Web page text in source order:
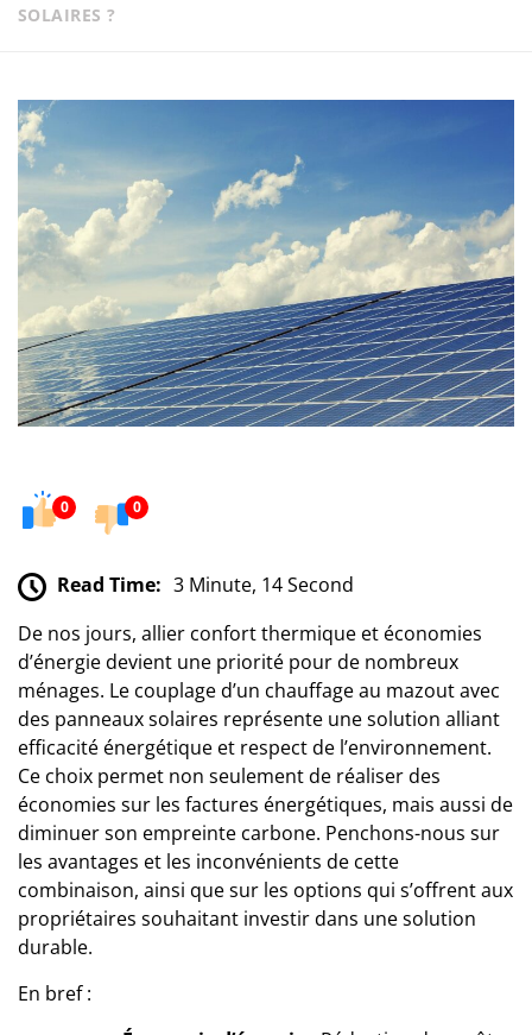
SOLAIRES ?
0 0
Read Time: 3 Minute, 14 Second
De nos jours, allier confort thermique et économies
d’énergie devient une priorité pour de nombreux
ménages. Le couplage d’un chauffage au mazout avec
des panneaux solaires représente une solution alliant
efficacité énergétique et respect de l’environnement.
Ce choix permet non seulement de réaliser des
économies sur les factures énergétiques, mais aussi de
diminuer son empreinte carbone. Penchons-nous sur
les avantages et les inconvénients de cette
combinaison, ainsi que sur les options qui s’offrent aux
propriétaires souhaitant investir dans une solution
durable.
En bref :